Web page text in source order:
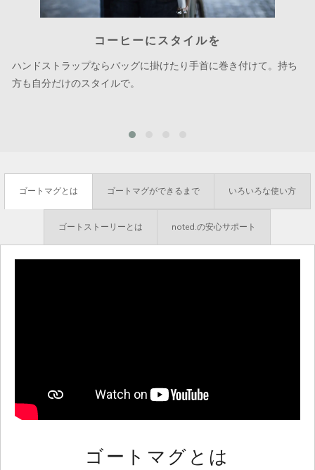
コーヒーにスタイルを
ハンドストラップならバッグに掛けたり手首に巻き付けて。持ち
方も自分だけのスタイルで。
ゴートマグとは ゴートマグができるまで いろいろな使い方
ゴートストーリーとは noted.の安心サポート
ゴートマグとは